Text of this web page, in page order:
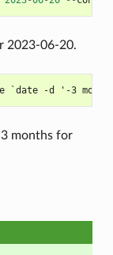
2023-06-20.
months for